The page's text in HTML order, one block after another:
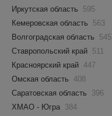
Иркутская область
595
Кемеровская область
563
Волгоградская область
545
Ставропольский край 511
Красноярский край 447
Омская область 408
Саратовская область
396
ХМАО - Югра 384